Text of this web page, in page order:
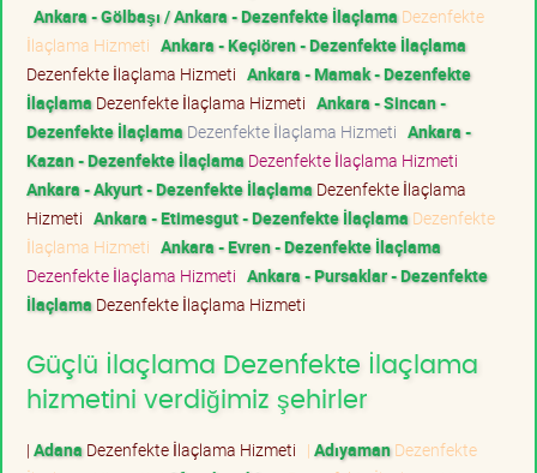
Ankara - Gölbaşı / Ankara - Dezenfekte İlaçlama Dezenfekte
İlaçlama Hizmeti Ankara - Keçiören - Dezenfekte İlaçlama
Dezenfekte İlaçlama Hizmeti Ankara - Mamak - Dezenfekte
İlaçlama Dezenfekte İlaçlama Hizmeti Ankara - Sincan -
Dezenfekte İlaçlama Dezenfekte İlaçlama Hizmeti Ankara -
Kazan - Dezenfekte İlaçlama Dezenfekte İlaçlama Hizmeti
Ankara - Akyurt - Dezenfekte İlaçlama Dezenfekte İlaçlama
Hizmeti Ankara - Etimesgut - Dezenfekte İlaçlama Dezenfekte
İlaçlama Hizmeti Ankara - Evren - Dezenfekte İlaçlama
Dezenfekte İlaçlama Hizmeti Ankara - Pursaklar - Dezenfekte
İlaçlama Dezenfekte İlaçlama Hizmeti
Güçlü İlaçlama Dezenfekte İlaçlama
hizmetini verdiğimiz şehirler
| Adana Dezenfekte İlaçlama Hizmeti | AdıyamanDezenfekte